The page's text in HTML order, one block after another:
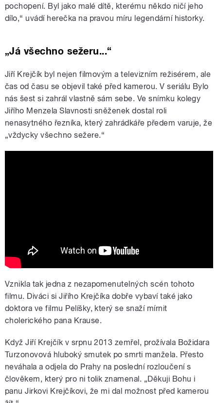
pochopení. Byl jako malé dítě, kterému někdo ničí jeho
dílo,“ uvádí herečka na pravou míru legendární historky.
„Já všechno sežeru...“
Jiří Krejčík byl nejen filmovým a televizním režisérem, ale
čas od času se objevil také před kamerou. V seriálu Bylo
nás šest si zahrál vlastně sám sebe. Ve snímku kolegy
Jiřího Menzela Slavnosti sněženek dostal roli
nenasytného řezníka, který zahrádkáře předem varuje, že
„vždycky všechno sežere.“
Vznikla tak jedna z nezapomenutelných scén tohoto
filmu. Diváci si Jiřího Krejčíka dobře vybaví také jako
doktora ve filmu Pelíšky, který se snaží mírnit
cholerického pana Krause.
Když Jiří Krejčík v srpnu 2013 zemřel, prožívala Božidara
Turzonovová hluboký smutek po smrti manžela. Přesto
neváhala a odjela do Prahy na poslední rozloučení s
člověkem, který pro ni tolik znamenal. „Děkuji Bohu i
panu Jirkovi Krejčíkovi, že mi dal možnost před kamerou